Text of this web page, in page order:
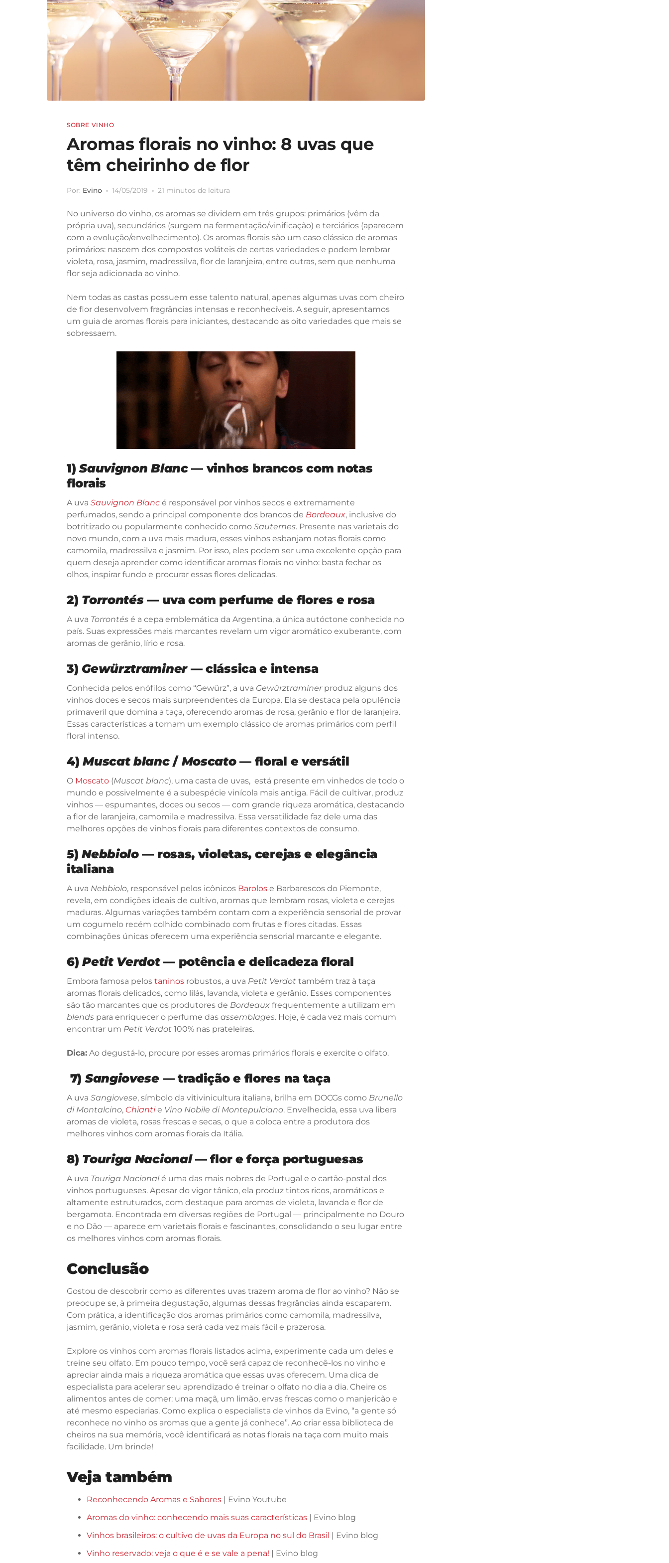
SOBRE VINHO
Aromas florais no vinho: 8 uvas que
têm cheirinho de flor
Por: Evino 14/05/2019 21 minutos de leitura
No universo do vinho, os aromas se dividem em três grupos: primários (vêm da
própria uva), secundários (surgem na fermentação/vinificação) e terciários (aparecem
com a evolução/envelhecimento). Os aromas florais são um caso clássico de aromas
primários: nascem dos compostos voláteis de certas variedades e podem lembrar
violeta, rosa, jasmim, madressilva, flor de laranjeira, entre outras, sem que nenhuma
flor seja adicionada ao vinho.
Nem todas as castas possuem esse talento natural, apenas algumas uvas com cheiro
de flor desenvolvem fragrâncias intensas e reconhecíveis. A seguir, apresentamos
um guia de aromas florais para iniciantes, destacando as oito variedades que mais se
sobressaem.
1)Sauvignon Blanc— vinhos brancos com notas
florais
A uva Sauvignon Blanc é responsável por vinhos secos e extremamente
perfumados, sendo a principal componente dos brancos de Bordeaux, inclusive do
botritizado ou popularmente conhecido como Sauternes. Presente nas varietais do
novo mundo, com a uva mais madura, esses vinhos esbanjam notas florais como
camomila, madressilva e jasmim. Por isso, eles podem ser uma excelente opção para
quem deseja aprender como identificar aromas florais no vinho: basta fechar os
olhos, inspirar fundo e procurar essas flores delicadas.
2) Torrontés— uva com perfume de flores e rosa
A uva Torrontés é a cepa emblemática da Argentina, a única autóctone conhecida no
país. Suas expressões mais marcantes revelam um vigor aromático exuberante, com
aromas de gerânio, lírio e rosa.
3) Gewürztraminer— clássica e intensa
Conhecida pelos enófilos como “Gewürz”, a uva Gewürztraminerproduz alguns dos
vinhos doces e secos mais surpreendentes da Europa. Ela se destaca pela opulência
primaveril que domina a taça, oferecendo aromas de rosa, gerânio e flor de laranjeira.
Essas características a tornam um exemplo clássico de aromas primários com perfil
floral intenso.
4)Muscat blanc/ Moscato— floral e versátil
O Moscato (Muscat blanc), uma casta de uvas, está presente em vinhedos de todo o
mundo e possivelmente é a subespécie vinícola mais antiga. Fácil de cultivar, produz
vinhos — espumantes, doces ou secos — com grande riqueza aromática, destacando
a flor de laranjeira, camomila e madressilva. Essa versatilidade faz dele uma das
melhores opções de vinhos florais para diferentes contextos de consumo.
5)Nebbiolo— rosas, violetas, cerejas e elegância
italiana
A uva Nebbiolo, responsável pelos icônicos Barolos e Barbarescos do Piemonte,
revela, em condições ideais de cultivo, aromas que lembram rosas, violeta e cerejas
maduras. Algumas variações também contam com a experiência sensorial de provar
um cogumelo recém colhido combinado com frutas e flores citadas. Essas
combinações únicas oferecem uma experiência sensorial marcante e elegante.
6) Petit Verdot— potência e delicadeza floral
Embora famosa pelos taninos robustos, a uva Petit Verdot também traz à taça
aromas florais delicados, como lilás, lavanda, violeta e gerânio. Esses componentes
são tão marcantes que os produtores de Bordeaux frequentemente a utilizam em
blends para enriquecer o perfume das assemblages. Hoje, é cada vez mais comum
encontrar um Petit Verdot 100% nas prateleiras.
Dica: Ao degustá-lo, procure por esses aromas primários florais e exercite o olfato.
7) Sangiovese— tradição e flores na taça
A uva Sangiovese, símbolo da vitivinicultura italiana, brilha em DOCGs como Brunello
di Montalcino, Chiantie Vino Nobile di Montepulciano. Envelhecida, essa uva libera
aromas de violeta, rosas frescas e secas, o que a coloca entre a produtora dos
melhores vinhos com aromas florais da Itália.
8) Touriga Nacional— flor e força portuguesas
A uva Touriga Nacional é uma das mais nobres de Portugal e o cartão-postal dos
vinhos portugueses. Apesar do vigor tânico, ela produz tintos ricos, aromáticos e
altamente estruturados, com destaque para aromas de violeta, lavanda e flor de
bergamota. Encontrada em diversas regiões de Portugal — principalmente no Douro
e no Dão — aparece em varietais florais e fascinantes, consolidando o seu lugar entre
os melhores vinhos com aromas florais.
Conclusão
Gostou de descobrir como as diferentes uvas trazem aroma de flor ao vinho? Não se
preocupe se, à primeira degustação, algumas dessas fragrâncias ainda escaparem.
Com prática, a identificação dos aromas primários como camomila, madressilva,
jasmim, gerânio, violeta e rosa será cada vez mais fácil e prazerosa.
Explore os vinhos com aromas florais listados acima, experimente cada um deles e
treine seu olfato. Em pouco tempo, você será capaz de reconhecê-los no vinho e
apreciar ainda mais a riqueza aromática que essas uvas oferecem. Uma dica de
especialista para acelerar seu aprendizado é treinar o olfato no dia a dia. Cheire os
alimentos antes de comer: uma maçã, um limão, ervas frescas como o manjericão e
até mesmo especiarias. Como explica o especialista de vinhos da Evino, “a gente só
reconhece no vinho os aromas que a gente já conhece”. Ao criar essa biblioteca de
cheiros na sua memória, você identificará as notas florais na taça com muito mais
facilidade. Um brinde!
Veja também
Reconhecendo Aromas e Sabores | Evino Youtube
Aromas do vinho: conhecendo mais suas características | Evino blog
Vinhos brasileiros: o cultivo de uvas da Europa no sul do Brasil
| Evino blog
Vinho reservado: veja o que é e se vale a pena! | Evino blog